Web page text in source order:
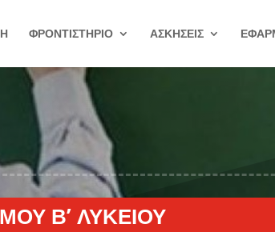
ΦΡΟΝΤΙΣΤΗΡΙΟ ΑΣΚΗΣΕΙΣ
Β’ ΛΥΚΕΊΟΥ